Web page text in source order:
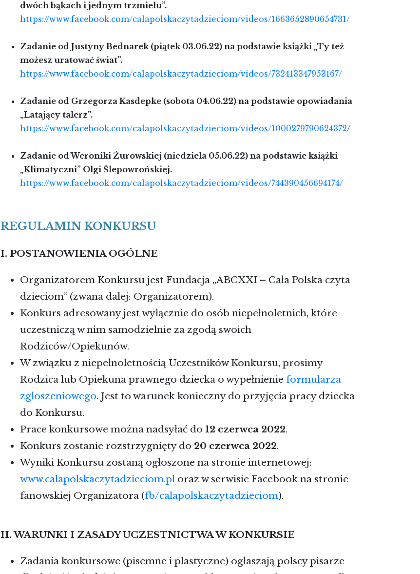
dwóch bąkach i jednym trzmielu”.
https://www.facebook.com/calapolskaczytadzieciom/videos/1663652890654731/
Zadanie od Justyny Bednarek (piątek 03.06.22) na podstawie książki „Ty też
możesz uratować świat”.
https://www.facebook.com/calapolskaczytadzieciom/videos/732413347953167/
Zadanie od Grzegorza Kasdepke (sobota 04.06.22) na podstawie opowiadania
„Latający talerz”.
https://www.facebook.com/calapolskaczytadzieciom/videos/1000279790624372/
Zadanie od Weroniki Żurowskiej (niedziela 05.06.22) na podstawie książki
„Klimatyczni” Olgi Ślepowrońskiej.
https://www.facebook.com/calapolskaczytadzieciom/videos/744390456694174/
REGULAMIN KONKURSU
I. POSTANOWIENIA OGÓLNE
Organizatorem Konkursu jest Fundacja „ABCXXI – Cała Polska czyta
dzieciom” (zwana dalej: Organizatorem).
Konkurs adresowany jest wyłącznie do osób niepełnoletnich, które
uczestniczą w nim samodzielnie za zgodą swoich
Rodziców/Opiekunów.
W związku z niepełnoletnością Uczestników Konkursu, prosimy
Rodzica lub Opiekuna prawnego dziecka o wypełnienieformularza
zgłoszeniowego. Jest to warunek konieczny do przyjęcia pracy dziecka
do Konkursu.
Prace konkursowe można nadsyłać do12 czerwca 2022.
Konkurs zostanie rozstrzygnięty do 20 czerwca 2022.
Wyniki Konkursu zostaną ogłoszone na stronie internetowej:
www.calapolskaczytadzieciom.pl oraz w serwisie Facebook na stronie
fanowskiej Organizatora (fb/calapolskaczytadzieciom).
II. WARUNKI I ZASADY UCZESTNICTWA W KONKURSIE
Zadania konkursowe (pisemne i plastyczne) ogłaszają polscy pisarze